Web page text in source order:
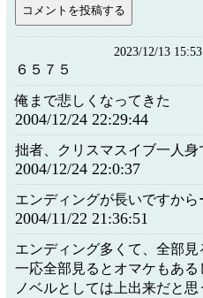
2023/12/13 15:53
６５７５
俺まで悲しくなってきた
2004/12/24 22:29:44
拙者、クリスマスイブ一人身
2004/12/24 22:0:37
エンディングが長いですか
2004/11/22 21:36:51
エンディング多くて、全部
一応全部見るとオマケもある
ノベルとしては上出来だと思